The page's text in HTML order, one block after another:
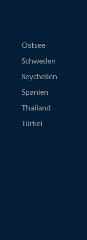
Ostsee
Schweden
Seychellen
Spanien
Thailand
Türkei